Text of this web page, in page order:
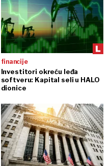
financije
Investitori okreću leđa
softveru: Kapital seli u HALO
dionice